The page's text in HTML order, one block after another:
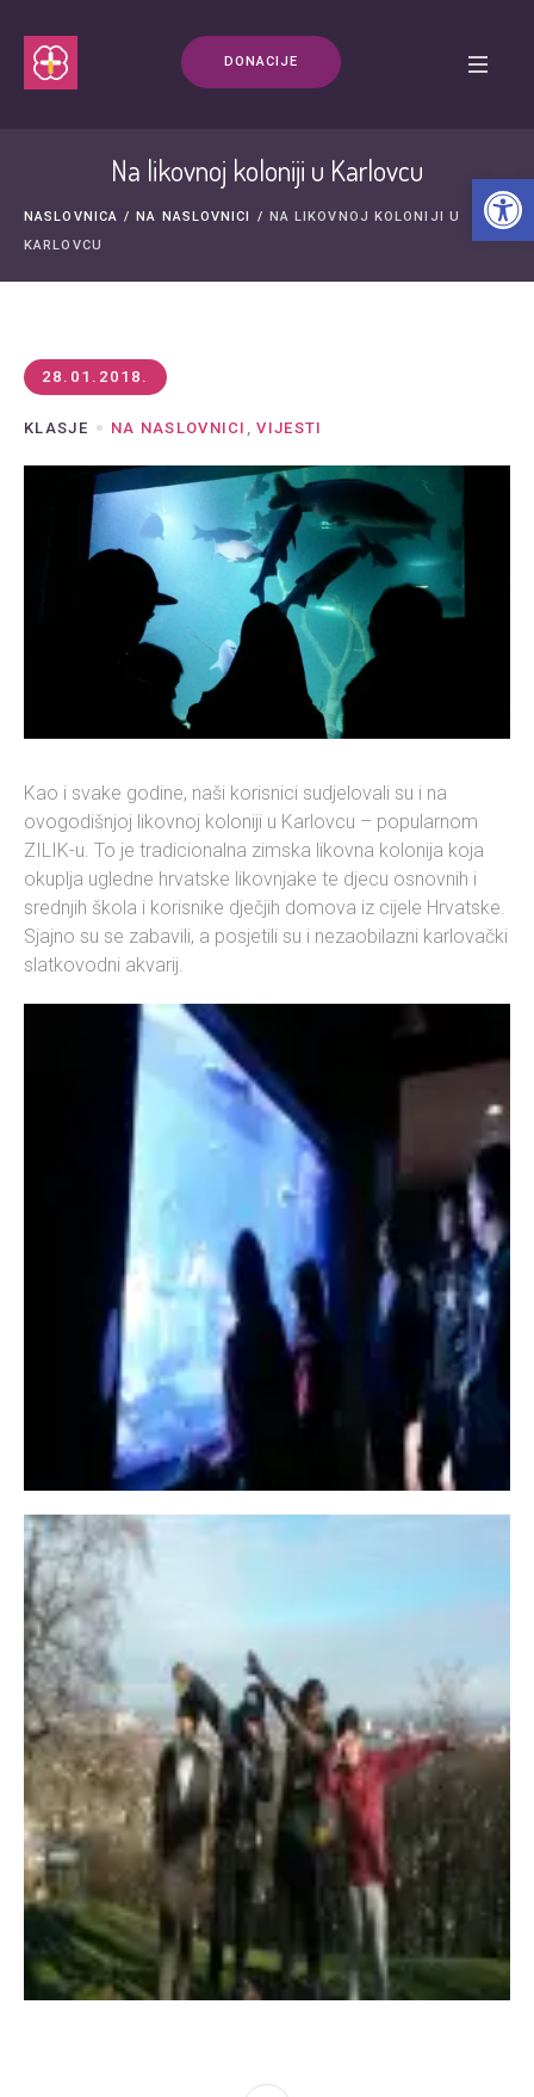
DONACIJE
Na likovnoj koloniji u Karlovcu
NASLOVNICA / NA NASLOVNICI / NA LIKOVNOJ KOLONIJI U
KARLOVCU
28.01.2018.
KLASJE NA NASLOVNICI ,VIJESTI
Kao i svake godine, naši korisnici sudjelovali su i na
ovogodišnjoj likovnoj koloniji u Karlovcu – popularnom
ZILIK-u. To je tradicionalna zimska likovna kolonija koja
okuplja ugledne hrvatske likovnjake te djecu osnovnih i
srednjih škola i korisnike dječjih domova iz cijele Hrvatske.
Sjajno su se zabavili, a posjetili su i nezaobilazni karlovački
slatkovodni akvarij.